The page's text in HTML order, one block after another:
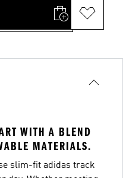
WITH A BLEND
MATERIALS.
slim-fit adidas track